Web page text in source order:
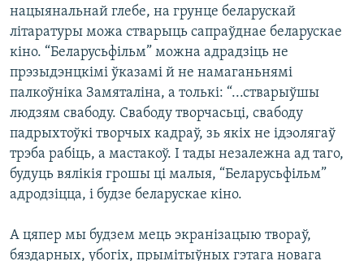
нацыянальнай глебе, на грунце беларускай
літаратуры можа стварыць сапраўднае беларускае
кіно. “Беларусьфільм” можна адрадзіць не
прэзыдэнцкімі ўказамі й не намаганьнямі
палкоўніка Замяталіна, а толькі: “...стварыўшы
людзям свабоду. Свабоду творчасьці, свабоду
падрыхтоўкі творчых кадраў, зь якіх не ідэолягаў
трэба рабіць, а мастакоў. І тады незалежна ад таго,
будуць вялікія грошы ці малыя, “Беларусьфільм”
адродзіцца, і будзе беларускае кіно.
А цяпер мы будзем мець экранізацыю твораў,
бяздарных, убогіх, прымітыўных гэтага новага